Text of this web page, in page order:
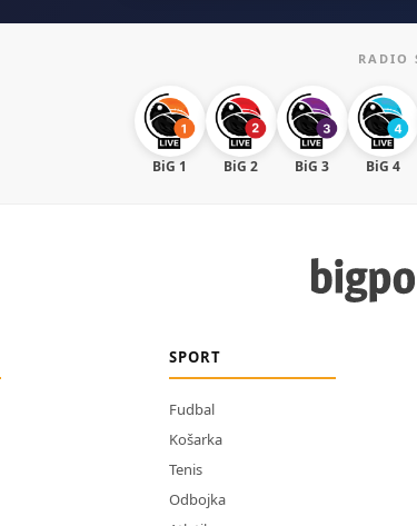
RADIO
BiG 1 BiG 2 BiG 3 BiG 4
SPORT
Fudbal
Košarka
Tenis
Odbojka